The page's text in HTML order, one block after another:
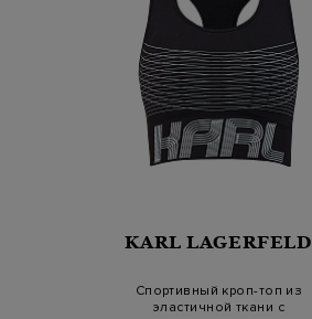
KARL LAGERFELD
Спортивный кроп-топ из
эластичной ткани с